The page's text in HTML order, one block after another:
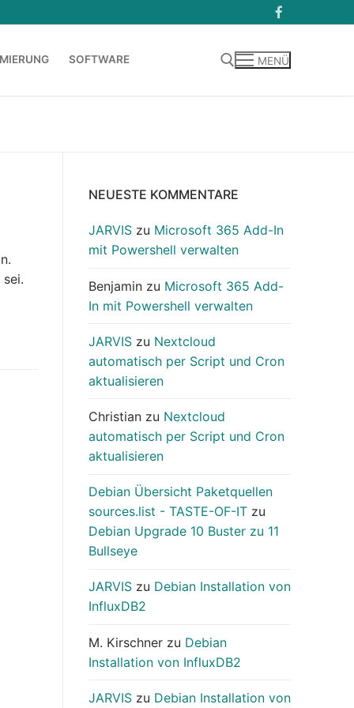
SOFTWARE MENÜ
NEUESTE KOMMENTARE
JARVIS zu Microsoft 365 Add-In
mit Powershell verwalten
Benjamin zu Microsoft 365 Add-
In mit Powershell verwalten
JARVIS zu Nextcloud
automatisch per Script und Cron
aktualisieren
Christian zu Nextcloud
automatisch per Script und Cron
aktualisieren
Debian Übersicht Paketquellen
sources.list - TASTE-OF-IT zu
Debian Upgrade 10 Buster zu 11
Bullseye
JARVIS zu Debian Installation von
InfluxDB2
M. Kirschner zu Debian
Installation von InfluxDB2
JARVIS zu Debian Installation von